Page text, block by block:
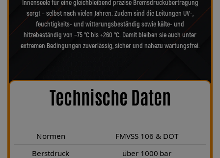
Innenseele für eine gleichbleibend präzise Bremsdruckübertragung
sorgt – selbst nach vielen Jahren. Zudem sind die Leitungen UV-,
feuchtigkeits- und witterungsbeständig sowie kälte- und
hitzebeständig von −75 °C bis +260 °C. Damit bleiben sie auch unter
extremen Bedingungen zuverlässig, sicher und nahezu wartungsfrei.
Technische Daten
Normen
FMVSS 106 & DOT
Berstdruck
über 1000 bar